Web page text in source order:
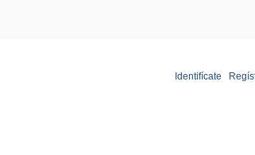
Identifícate